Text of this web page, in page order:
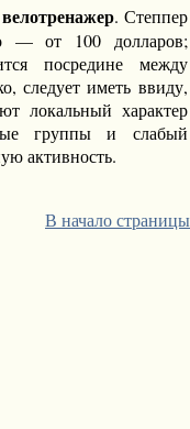
велотренажер. Степпер
— от 100 долларов;
посредине между
следует иметь ввиду,
локальный характер
группы и слабый
активность.
В начало страницы